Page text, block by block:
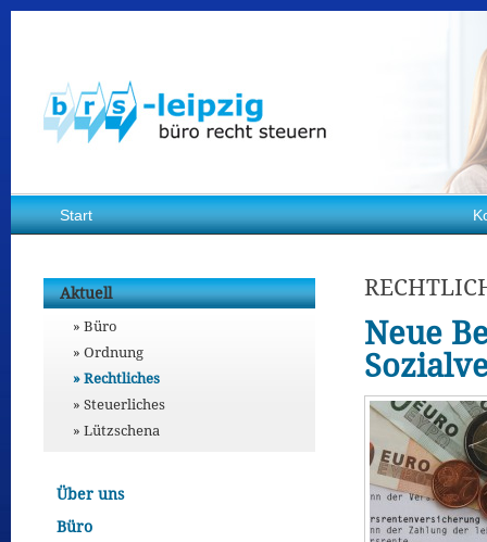
Start
Neue
Aktuell
Büro
Ordnung
Rechtliches
Steuerliches
Lützschena
Über uns
Büro